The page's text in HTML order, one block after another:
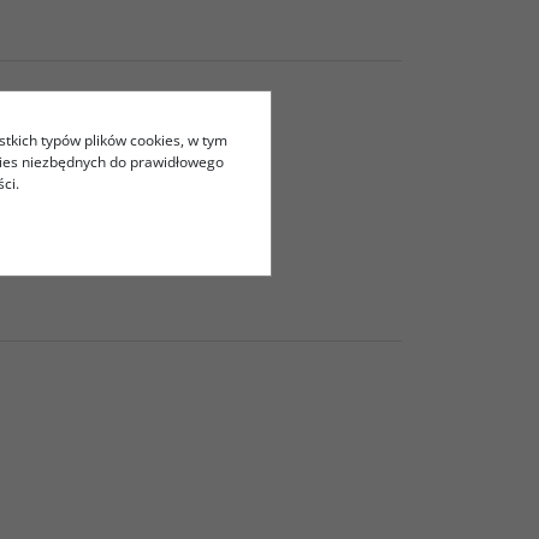
typów plików cookies, w tym
niezbędnych do prawidłowego